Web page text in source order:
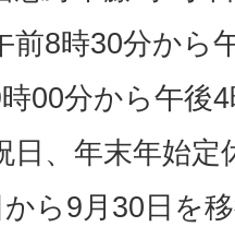
前8時30分から
00分から午後
、年末年始定
ら9月30日を